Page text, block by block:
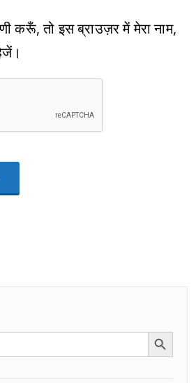
करूँ, तो इस ब्राउज़र में मेरा नाम,
Search Button